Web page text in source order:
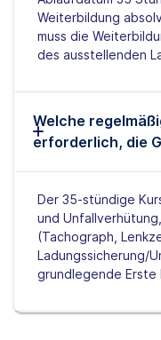
Weiterbildung
muss die
des ausstellenden
Welche
erforderlich, die
Der 35-stündige
und
(Tachograph,
Ladungssicherung/
grundlegende